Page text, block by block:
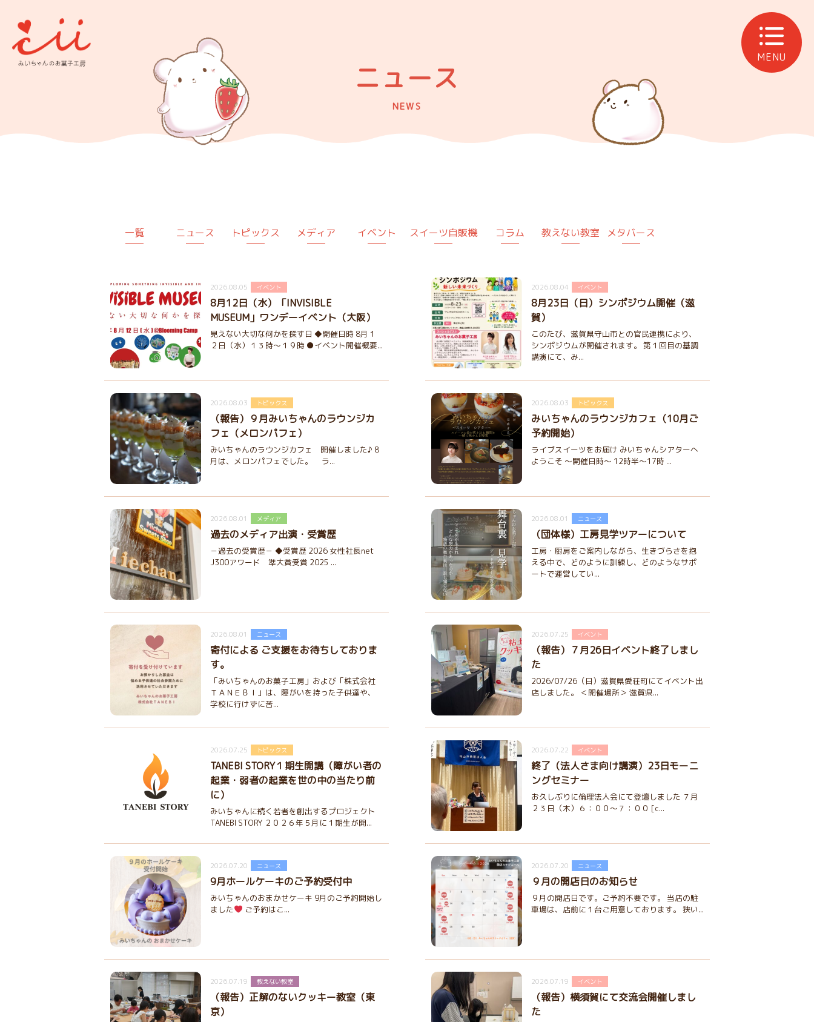
MENU
ニュース
NEWS
一覧 ニュース トピックス メディア イベント スイーツ自販機 コラム 教えない教室 メタバース
2026.08.05 イベント
8月12日（水）「INVISIBLE
MUSEUM」ワンデーイベント（大阪）
見えない大切な何かを探す日 ◆開催日時 8月１
２日（水）１３時～１９時 ●イベント開催概要...
2026.08.04 イベント
8月23日（日）シンポジウム開催（滋
賀）
このたび、滋賀県守山市との官民連携により、
シンポジウムが開催されます。 第１回目の基調
講演にて、み...
2026.08.03 トピックス
（報告）９月みいちゃんのラウンジカ
フェ（メロンパフェ）
みいちゃんのラウンジカフェ 開催しました♪ 8
月は、メロンパフェでした。 ラ...
2026.08.03 トピックス
みいちゃんのラウンジカフェ（10月ご
予約開始）
ライブスイーツをお届け みいちゃんシアターへ
ようこそ ～開催日時～ 12時半～17時 ...
2026.08.01 メディア
過去のメディア出演・受賞歴
－過去の受賞歴－ ◆受賞歴 2026 女性社長net
J300アワード 準大賞受賞 2025 ...
2026.08.01 ニュース
（団体様）工房見学ツアーについて
工房・厨房をご案内しながら、生きづらさを抱
える中で、どのように訓練し、どのようなサポ
ートで運営してい...
2026.08.01 ニュース
寄付による ご支援をお待ちしておりま
す。
「みいちゃんのお菓子工房」および「株式会社
ＴＡＮＥＢＩ」は、障がいを持った子供達や、
学校に行けずに苦...
2026.07.25 イベント
（報告）７月26日イベント終了しまし
た
2026/07/26（日）滋賀県愛荘町にてイベント出
店しました。 ＜開催場所＞ 滋賀県...
2026.07.25 トピックス
TANEBI STORY１期生開講（障がい者の
起業・弱者の起業を世の中の当たり前
に）
みいちゃんに続く若者を創出するプロジェクト
TANEBI STORY ２０２６年５月に１期生が開...
2026.07.22 イベント
終了（法人さま向け講演）23日モーニ
ングセミナー
お久しぶりに倫理法人会にて登壇しました ７月
２３日（木）６：００～７：００ [c...
2026.07.20 ニュース
9月ホールケーキのご予約受付中
みいちゃんのおまかせケーキ 9月のご予約開始し
ました
ご予約はこ...
2026.07.20 ニュース
９月の開店日のお知らせ
９月の開店日です。ご予約不要です。 当店の駐
車場は、店前に１台ご用意しております。 狭い...
2026.07.19 教えない教室
（報告）正解のないクッキー教室（東
京）
2026.07.19 イベント
（報告）横須賀にて交流会開催しまし
た